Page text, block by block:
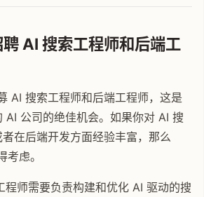
AI 搜索工程师和后端工
AI 搜索工程师和后端工程师，这是
AI 公司的绝佳机会。如果你对 AI 搜
在后端开发方面经验丰富，那么
虑。
程师需要负责构建和优化 AI 驱动的搜